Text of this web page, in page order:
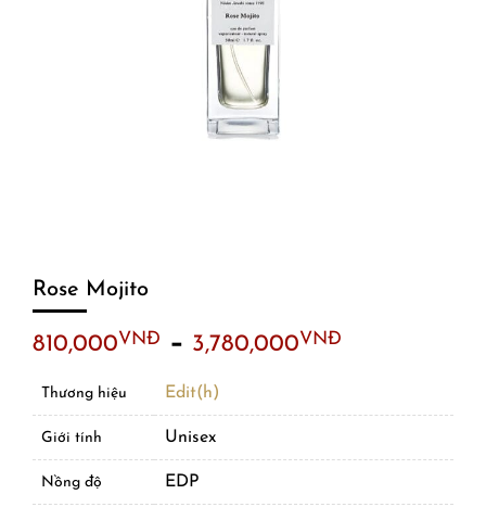
Rose Mojito
810,000VNĐ – 3,780,000VNĐ
Thương hiệu Edit(h)
Giới tính Unisex
Nồng độ EDP